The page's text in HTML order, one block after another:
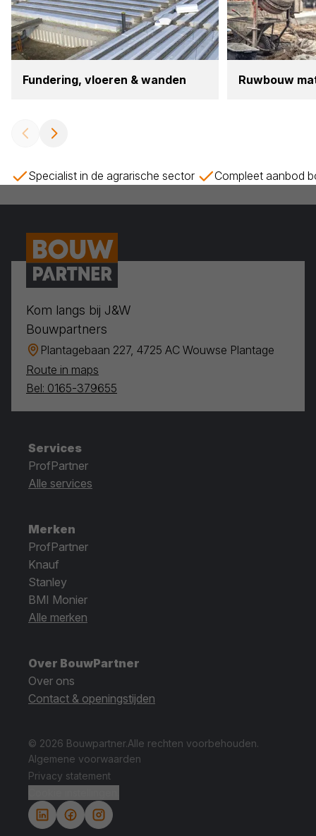
Fun­de­ring, vloe­ren & wan­den Ruw­bouw
Specialist in de agrarische sector Compleet aanbod
Kom langs bij J&W
Bouwpartners
Plantagebaan 227, 4725 AC Wouwse Plantage
Route in maps
Bel: 0165-379655
Services
ProfPartner
Alle services
Merken
ProfPartner
Knauf
Stanley
BMI Monier
Alle merken
Over BouwPartner
Over ons
Contact & openingstijden
© 2026 Bouwpartner.Alle rechten voorbehouden.
Algemene voorwaarden
Privacy statement